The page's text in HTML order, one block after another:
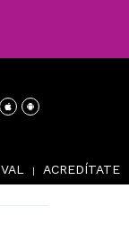
| ACREDÍTATE